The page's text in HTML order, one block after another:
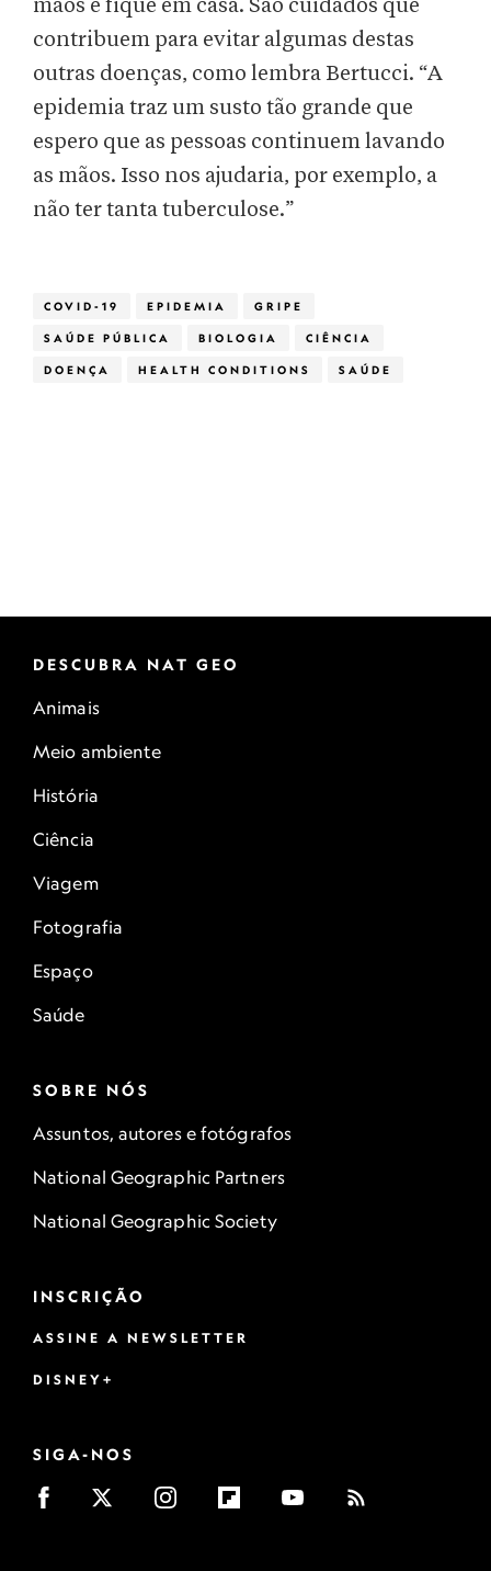
mãos e fique em casa. São cuidados que
contribuem para evitar algumas destas
outras doenças, como lembra Bertucci. “A
epidemia traz um susto tão grande que
espero que as pessoas continuem lavando
as mãos. Isso nos ajudaria, por exemplo, a
não ter tanta tuberculose.”
COVID-19 EPIDEMIA GRIPE
SAÚDE PÚBLICA BIOLOGIA CIÊNCIA
DOENÇA HEALTH CONDITIONS SAÚDE
DESCUBRA NAT GEO
Animais
Meio ambiente
História
Ciência
Viagem
Fotografia
Espaço
Saúde
SOBRE NÓS
Assuntos, autores e fotógrafos
National Geographic Partners
National Geographic Society
INSCRIÇÃO
ASSINE A NEWSLETTER
DISNEY+
SIGA-NOS